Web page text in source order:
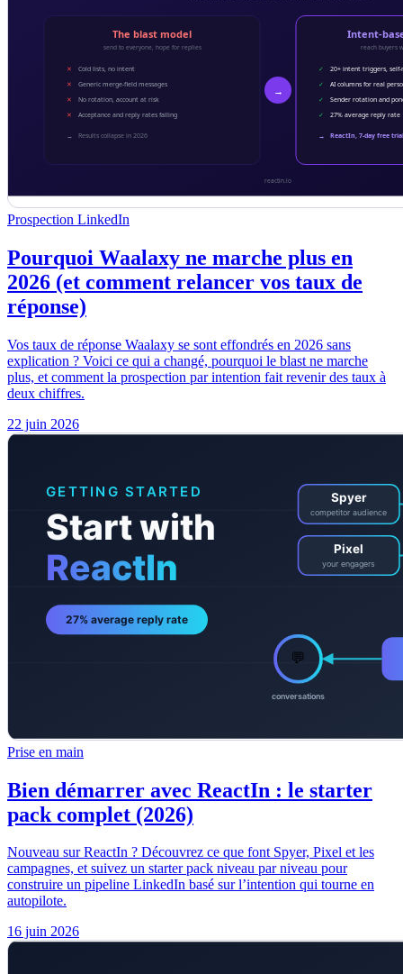
Prospection LinkedIn
Pourquoi Waalaxy ne marche plus en
2026 (et comment relancer vos taux de
réponse)
Vos taux de réponse Waalaxy se sont effondrés en 2026 sans
explication ? Voici ce qui a changé, pourquoi le blast ne marche
plus, et comment la prospection par intention fait revenir des taux à
deux chiffres.
22 juin 2026
Prise en main
Bien démarrer avec ReactIn : le starter
pack complet (2026)
Nouveau sur ReactIn ? Découvrez ce que font Spyer, Pixel et les
campagnes, et suivez un starter pack niveau par niveau pour
construire un pipeline LinkedIn basé sur l’intention qui tourne en
autopilote.
16 juin 2026